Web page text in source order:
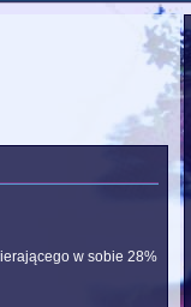
w sobie 28%